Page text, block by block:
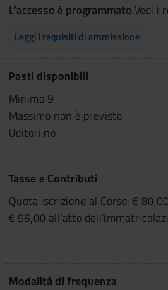
L’accesso è programmato.Vedi i
Leggi i requisiti di ammissione
Posti disponibili
Minimo 9
Massimo non è previsto
Uditori no
Tasse e Contributi
Quota iscrizione al Corso: €
€ 96,00 all’atto
Modalità di frequenza